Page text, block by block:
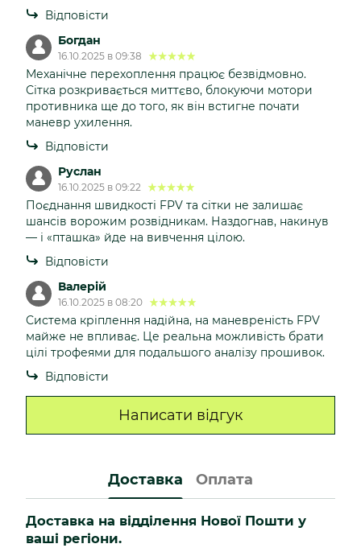
Відповісти
Богдан
16.10.2025 в 09:38
Механічне перехоплення працює безвідмовно.
Сітка розкривається миттєво, блокуючи мотори
противника ще до того, як він встигне почати
маневр ухилення.
Відповісти
Руслан
16.10.2025 в 09:22
Поєднання швидкості FPV та сітки не залишає
шансів ворожим розвідникам. Наздогнав, накинув
— і «пташка» йде на вивчення цілою.
Відповісти
Валерій
16.10.2025 в 08:20
Система кріплення надійна, на маневреність FPV
майже не впливає. Це реальна можливість брати
цілі трофеями для подальшого аналізу прошивок.
Відповісти
Написати відгук
Доставка Оплата
Доставка на відділення Нової Пошти у
ваші регіони.